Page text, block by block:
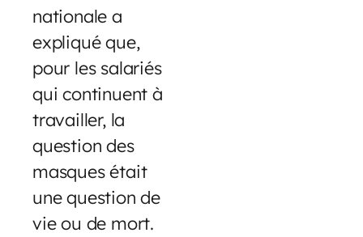
nationale a
expliqué que,
pour les salariés
qui continuent à
travailler, la
question des
masques était
une question de
vie ou de mort.